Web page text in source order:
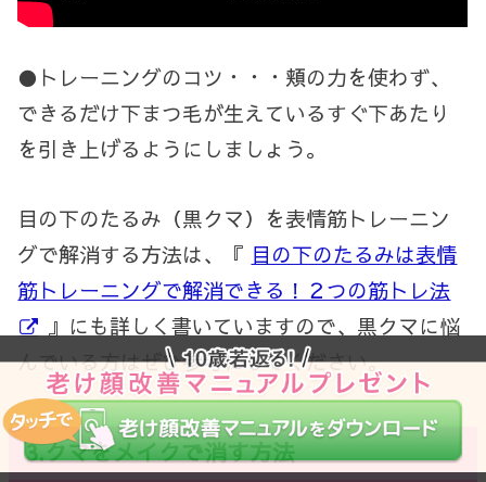
●トレーニングのコツ・・・頬の力を使わず、
できるだけ下まつ毛が生えているすぐ下あたり
を引き上げるようにしましょう。
目の下のたるみ（黒クマ）を表情筋トレーニン
グで解消する方法は、『 目の下のたるみは表情
筋トレーニングで解消できる！２つの筋トレ法
』にも詳しく書いていますので、黒クマに悩
んでいる方はぜひ参考にしてください。
3.クマをメイクで消す方法